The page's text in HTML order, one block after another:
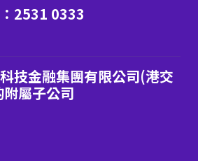
2531 0333
技金融集團有限公司(港交
屬子公司